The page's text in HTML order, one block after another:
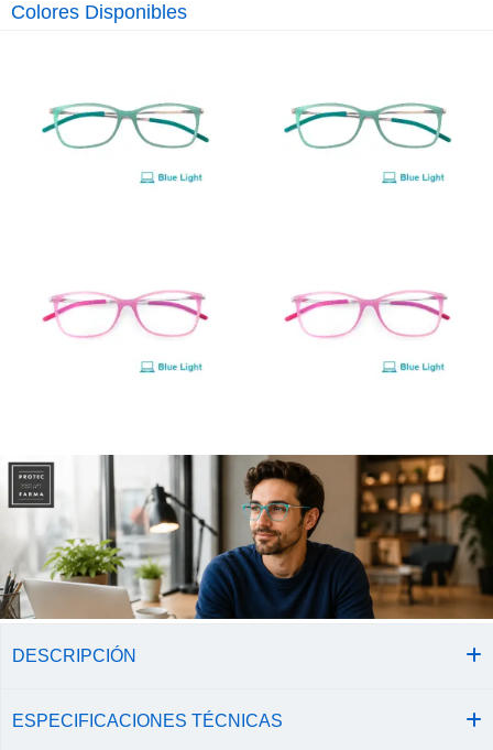
Colores Disponibles
DESCRIPCIÓN
ESPECIFICACIONES TÉCNICAS